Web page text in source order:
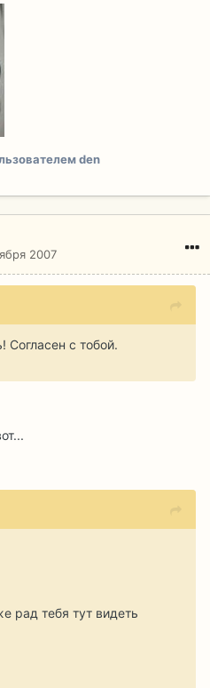
den
2007
Согласен с тобой.
рад тебя тут видеть